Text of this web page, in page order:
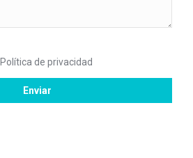
Política de privacidad